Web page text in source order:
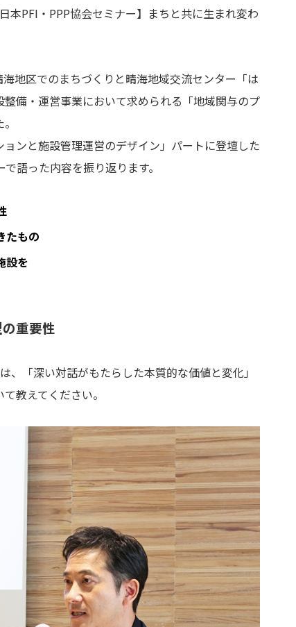
本PFI・PPP協会セミナー】まちと共に生まれ変わ
地区でのまちづくりと晴海地域交流センター「は
備・運営事業において求められる「地域関与のプ
ンと施設管理運営のデザイン」パートに登壇した
語った内容を振り返ります。
たもの
設を
重要性
「深い対話がもたらした本質的な価値と変化」
教えてください。